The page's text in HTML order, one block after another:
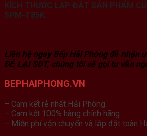
KÍCH THƯỚC LẮP ĐẶT SẢN PHẨM
SPM-T85K:
Liên hệ ngay Bếp Hải Phòng để nhận
ĐỂ LẠI SĐT, chúng tôi sẽ gọi tư vấn
BEPHAIPHONG.VN
– Cam kết rẻ nhất Hải Phòng.
– Cam kết 100% hàng chính hãng.
– Miễn phí vận chuyển và lắp đặt toàn